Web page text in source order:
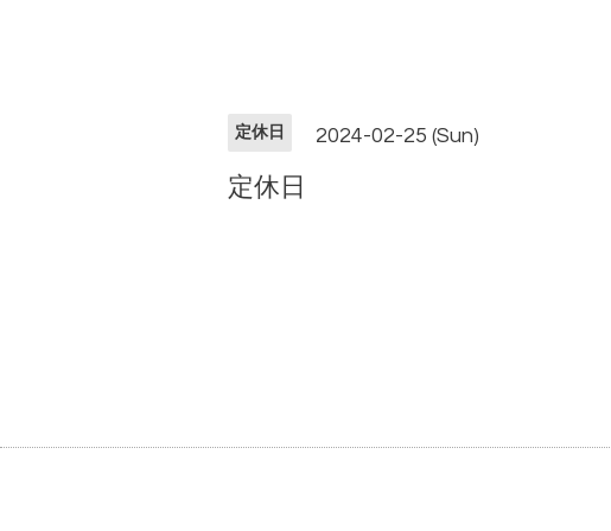
定休日 2024-02-25 (Sun)
定休日